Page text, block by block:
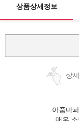
상품상세정보
상
아줌마